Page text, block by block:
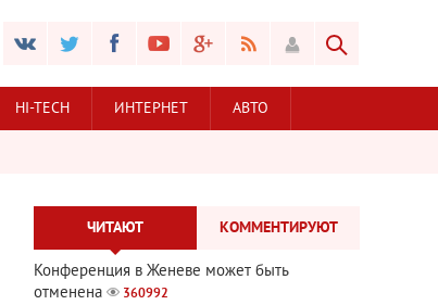
HI-TECH ИНТЕРНЕТ АВТО
ЧИТАЮТ КОММЕНТИРУЮТ
Конференция в Женеве может быть
отменена
360992